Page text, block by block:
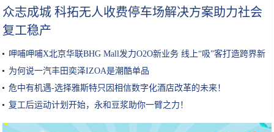
众志成城 科拓无人收费停车场解决方案助力社会
复工稳产
呷哺呷哺X北京华联BHG Mall发力O2O新业务 线上“吸”客打造跨界新
模式
为何说一汽丰田奕泽IZOA是潮酷单品
危中有机遇-选择雅斯特只因相信数字化酒店改革的未来！
复工后运动计划开始，永和豆浆助你一臂之力！